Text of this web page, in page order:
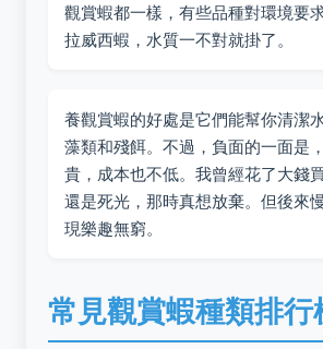
觀賞蝦都一樣，有些品種對環境要
拉威西蝦，水質一不對就掛了。
養觀賞蝦的好處是它們能幫你清潔
藻類和殘餌。不過，負面的一面是
貴，成本也不低。我曾經花了大錢
還是死光，那時真想放棄。但後來
現樂趣無窮。
常見觀賞蝦種類排行